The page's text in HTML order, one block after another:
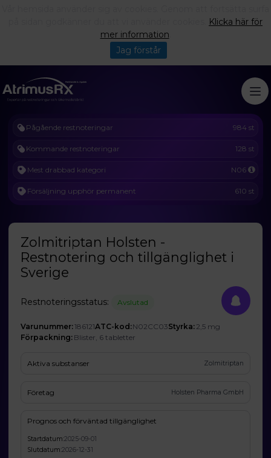
Pågående restnoteringar 984 st
Kommande restnoteringar 128 st
Mest drabbad kategori N06
Försäljning upphör permanent 610 st
Zolmitriptan Holsten -
Restnotering och tillgänglighet i
Sverige
Restnoteringsstatus: Avslutad
Varunummer:186121ATC-kod:N02CC03Styrka: 2,5 mg
Förpackning: Blister, 6 tabletter
Aktiva substanser Zolmitriptan
Företag Holsten Pharma GmbH
Prognos och förväntad tillgänglighet
Startdatum:2025-09-01
Slutdatum:2026-12-31
Klicka här för
mer information
Jag förstår